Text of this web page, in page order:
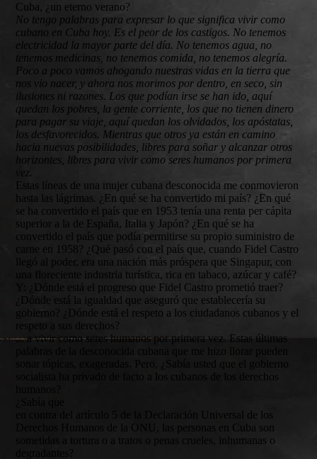
Cuba, ¿un eterno verano?
No tengo palabras para expresar lo que significa vivir como
cubano en Cuba hoy. Es el peor de los castigos. No tenemos
electricidad la mayor parte del día. No tenemos agua, no
tenemos medicinas, no tenemos comida, no tenemos alegría.
Poco a poco vamos ahogando nuestras vidas en la tierra que
nos vio nacer, y ahora nos morimos por dentro, en seco, sin
ilusiones ni razones. Los que podían irse se han ido, aquí
quedan los pobres, la gente corriente, los que no tienen dinero
para pagar su viaje, aquí quedan los olvidados, los apóstatas,
los desfavorecidos. Mientras que otros ya están en camino
hacia nuevas posibilidades, libres para soñar y alcanzar otros
horizontes, libres para vivir como seres humanos por primera
vez.
Estas líneas de una mujer cubana desconocida me conmovieron
hasta las lágrimas. ¿En qué se ha convertido mi país? ¿En qué
se ha convertido el país que en 1953 tenía una renta per cápita
superior a la de España, Italia y Japón? ¿En qué se ha
convertido el país que podía permitirse su propio suministro de
carne en 1958? ¿Qué pasó con el país que, cuando Fidel Castro
llegó al poder, era una nación más próspera que Singapur, con
una floreciente industria turística, rica en tabaco, azúcar y café?
Y: ¿Dónde está el progreso que Fidel Castro prometió traer?
¿Dónde está la igualdad que aseguró que establecería su
gobierno? ¿Dónde está el respeto a los ciudadanos cubanos y el
respeto a sus derechos?
... a vivir como seres humanos por primera vez. Estas últimas
sonar tópicas, exageradas. Pero, ¿Sabía usted que el gobierno
socialista ha privado de facto a los cubanos de los derechos
en contra del artículo 5 de la Declaración Universal de los
Derechos Humanos de la ONU, las personas en Cuba son
sometidas a tortura o a tratos o penas crueles, inhumanas o